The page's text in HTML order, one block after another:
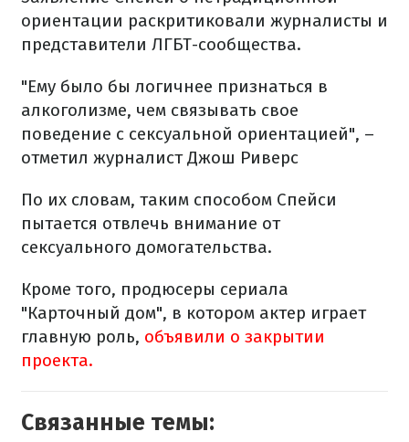
ориентации раскритиковали журналисты и
представители ЛГБТ-сообщества.
"Ему было бы логичнее признаться в
алкоголизме, чем связывать свое
поведение с сексуальной ориентацией", –
отметил журналист Джош Риверс
По их словам, таким способом Спейси
пытается отвлечь внимание от
сексуального домогательства.
Кроме того, продюсеры сериала
"Карточный дом", в котором актер играет
главную роль, объявили о закрытии
проекта.
Связанные темы: